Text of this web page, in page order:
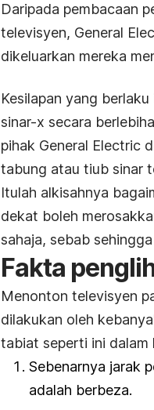
Daripada pembacaan
televisyen, General
dikeluarkan mereka
Kesilapan yang
sinar-x secara
pihak General Electric
tabung atau tiub sinar
Itulah alkisahnya
dekat boleh
sahaja, sebab
Fakta
Menonton televisyen
dilakukan oleh
tabiat seperti ini dalam
Sebenarnya jarak
adalah berbeza.